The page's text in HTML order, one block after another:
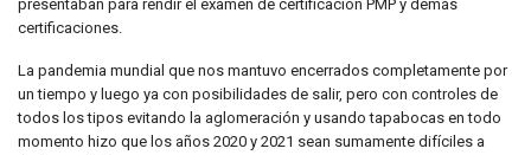
presentaban para rendir el examen de certificación PMP y demás
certificaciones.
La pandemia mundial que nos mantuvo encerrados completamente por
un tiempo y luego ya con posibilidades de salir, pero con controles de
todos los tipos evitando la aglomeración y usando tapabocas en todo
momento hizo que los años 2020 y 2021 sean sumamente difíciles a